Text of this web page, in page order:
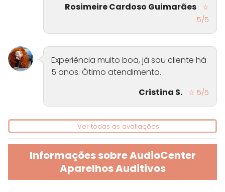
Rosimeire Cardoso Guimarães
☆
5/5
Experiência muito boa, já sou cliente há
5 anos. Ótimo atendimento.
Cristina S.
☆ 5/5
Ver todas as avaliações
Informações sobre AudioCenter
Aparelhos Auditivos